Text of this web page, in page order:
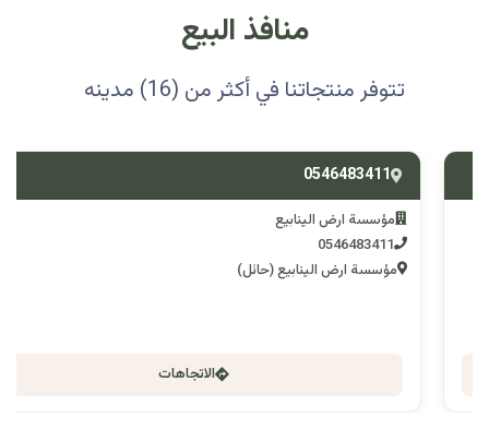
منافذ البيع
تتوفر منتجاتنا في أكثر من (16) مدينه
0546483411
مؤسسة ارض الينابيع
0546483411
مؤسسة ارض الينابيع (حائل)
الاتجاهات